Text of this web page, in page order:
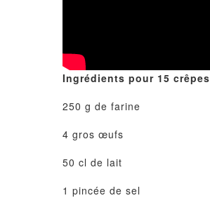
Ingrédients pour 15 crêpes
250 g de farine
4 gros œufs
50 cl de lait
1 pincée de sel